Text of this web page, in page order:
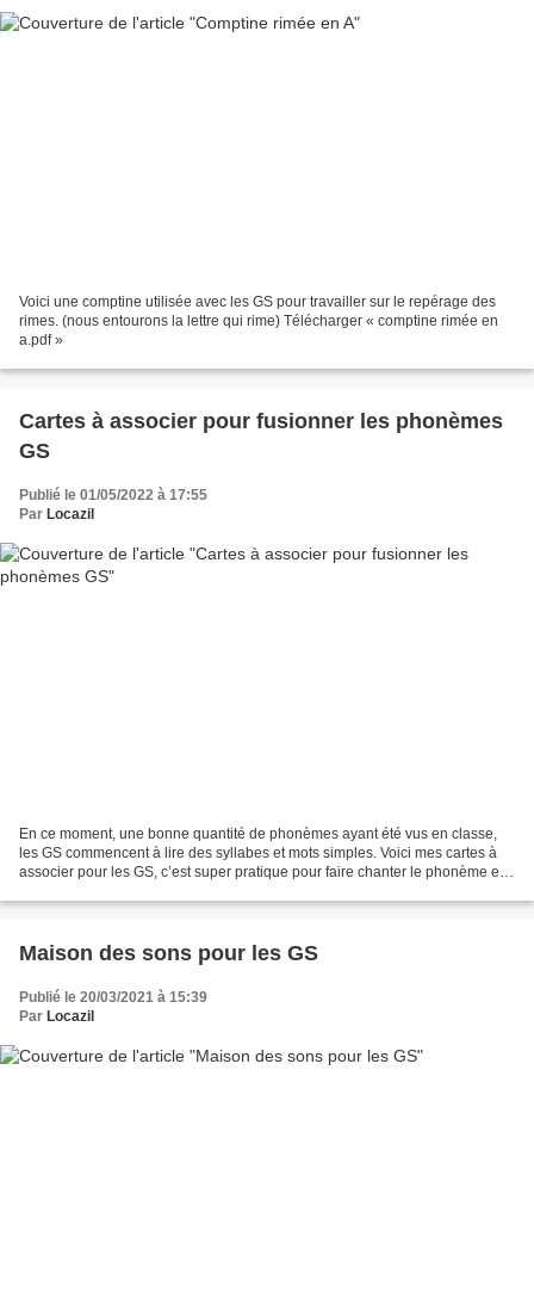
Voici une comptine utilisée avec les GS pour travailler sur le repérage des
rimes. (nous entourons la lettre qui rime) Télécharger « comptine rimée en
a.pdf »
Cartes à associer pour fusionner les phonèmes
GS
Publié le 01/05/2022 à 17:55
Par Locazil
En ce moment, une bonne quantité de phonèmes ayant été vus en classe,
les GS commencent à lire des syllabes et mots simples. Voici mes cartes à
associer pour les GS, c’est super pratique pour faire chanter le phonème et
Maison des sons pour les GS
Publié le 20/03/2021 à 15:39
Par Locazil